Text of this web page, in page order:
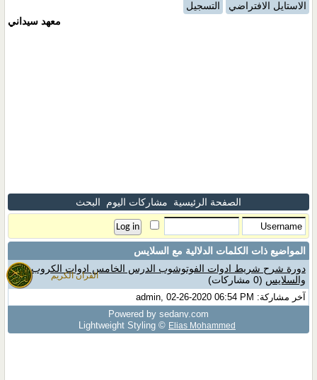
القران الكريم
الاستايل الافتراضي
التسجيل
معهد سيداني
الصفحة الرئيسية مشاركات اليوم البحث
المواضيع ذات الكلمات الدلالية مع السلايس
دورة شرح شريط ادوات الفوتوشوب الدرس الخامس ادوات الكروب
والسلايس (0 مشاركات)
آخر مشاركة: admin, 02-26-2020 06:54 PM
Powered by sedany.com
Lightweight Styling © Elias Mohammed